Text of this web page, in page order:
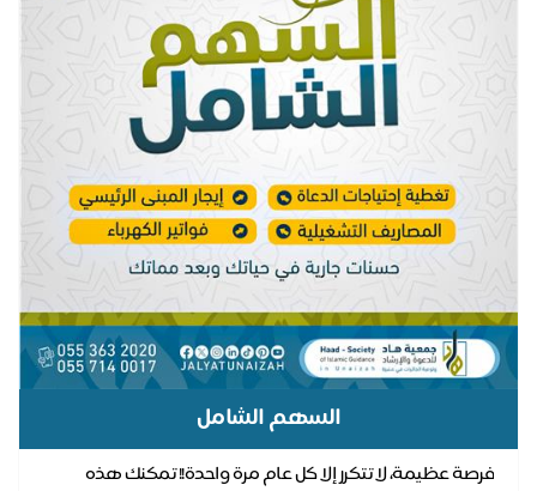
السهم الشامل
فرصة عظيمة، لا تتكرر إلا كل عام مرة واحدة!! تمكنك هذه